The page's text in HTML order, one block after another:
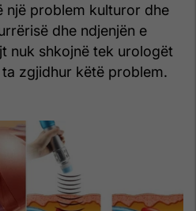
një problem kulturor dhe
dhe ndjenjën e
nuk shkojnë tek urologët
zgjidhur këtë problem.